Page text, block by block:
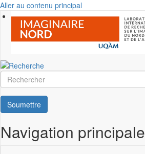
Aller au contenu principal
Rechercher
Soumettre
Navigation principale